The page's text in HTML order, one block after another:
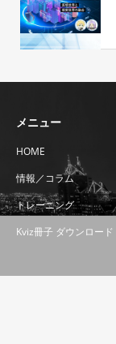
メニュー
HOME
情報／コラム
トレーニング
Kviz冊子 ダウンロード